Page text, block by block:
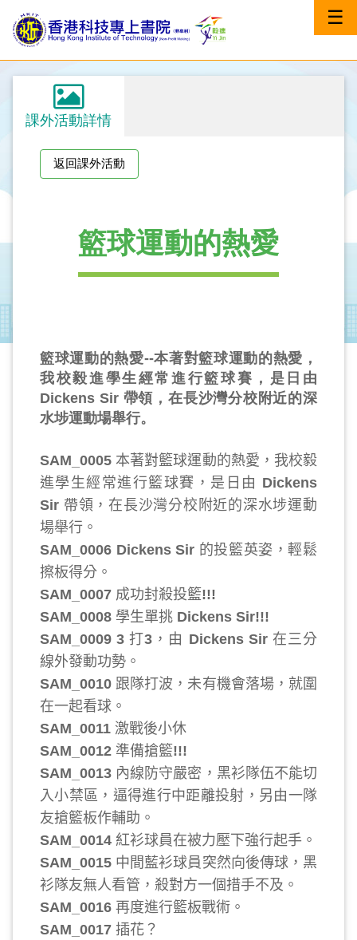
☰
課外活動詳情
返回課外活動
籃球運動的熱愛
籃球運動的熱愛--本著對籃球運動的熱愛，
我校毅進學生經常進行籃球賽，是日由
Dickens Sir 帶領，在長沙灣分校附近的深
水埗運動場舉行。
SAM_0005 本著對籃球運動的熱愛，我校毅
進學生經常進行籃球賽，是日由 Dickens
Sir 帶領，在長沙灣分校附近的深水埗運動
場舉行。
SAM_0006 Dickens Sir 的投籃英姿，輕鬆
擦板得分。
SAM_0007 成功封殺投籃!!!
SAM_0008 學生單挑 Dickens Sir!!!
SAM_0009 3打3 ，由 Dickens Sir 在三分
線外發動功勢。
SAM_0010跟隊打波，未有機會落場，就圍
在一起看球。
SAM_0011 激戰後小休
SAM_0012 準備搶籃!!!
SAM_0013 內線防守嚴密，黑衫隊伍不能切
入小禁區，逼得進行中距離投射，另由一隊
友搶籃板作輔助。
SAM_0014 紅衫球員在被力壓下強行起手。
SAM_0015 中間藍衫球員突然向後傳球，黑
衫隊友無人看管，殺對方一個措手不及。
SAM_0016 再度進行籃板戰術。
SAM_0017 插花？